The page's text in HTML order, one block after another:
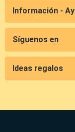
Información -
Síguenos en
Ideas regalos